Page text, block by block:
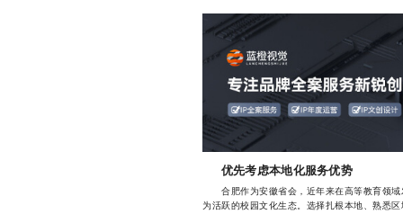
优先考虑本地化服务优势
合肥作为安徽省会，近年来在高等教育领域
为活跃的校园文化生态。选择扎根本地、熟悉